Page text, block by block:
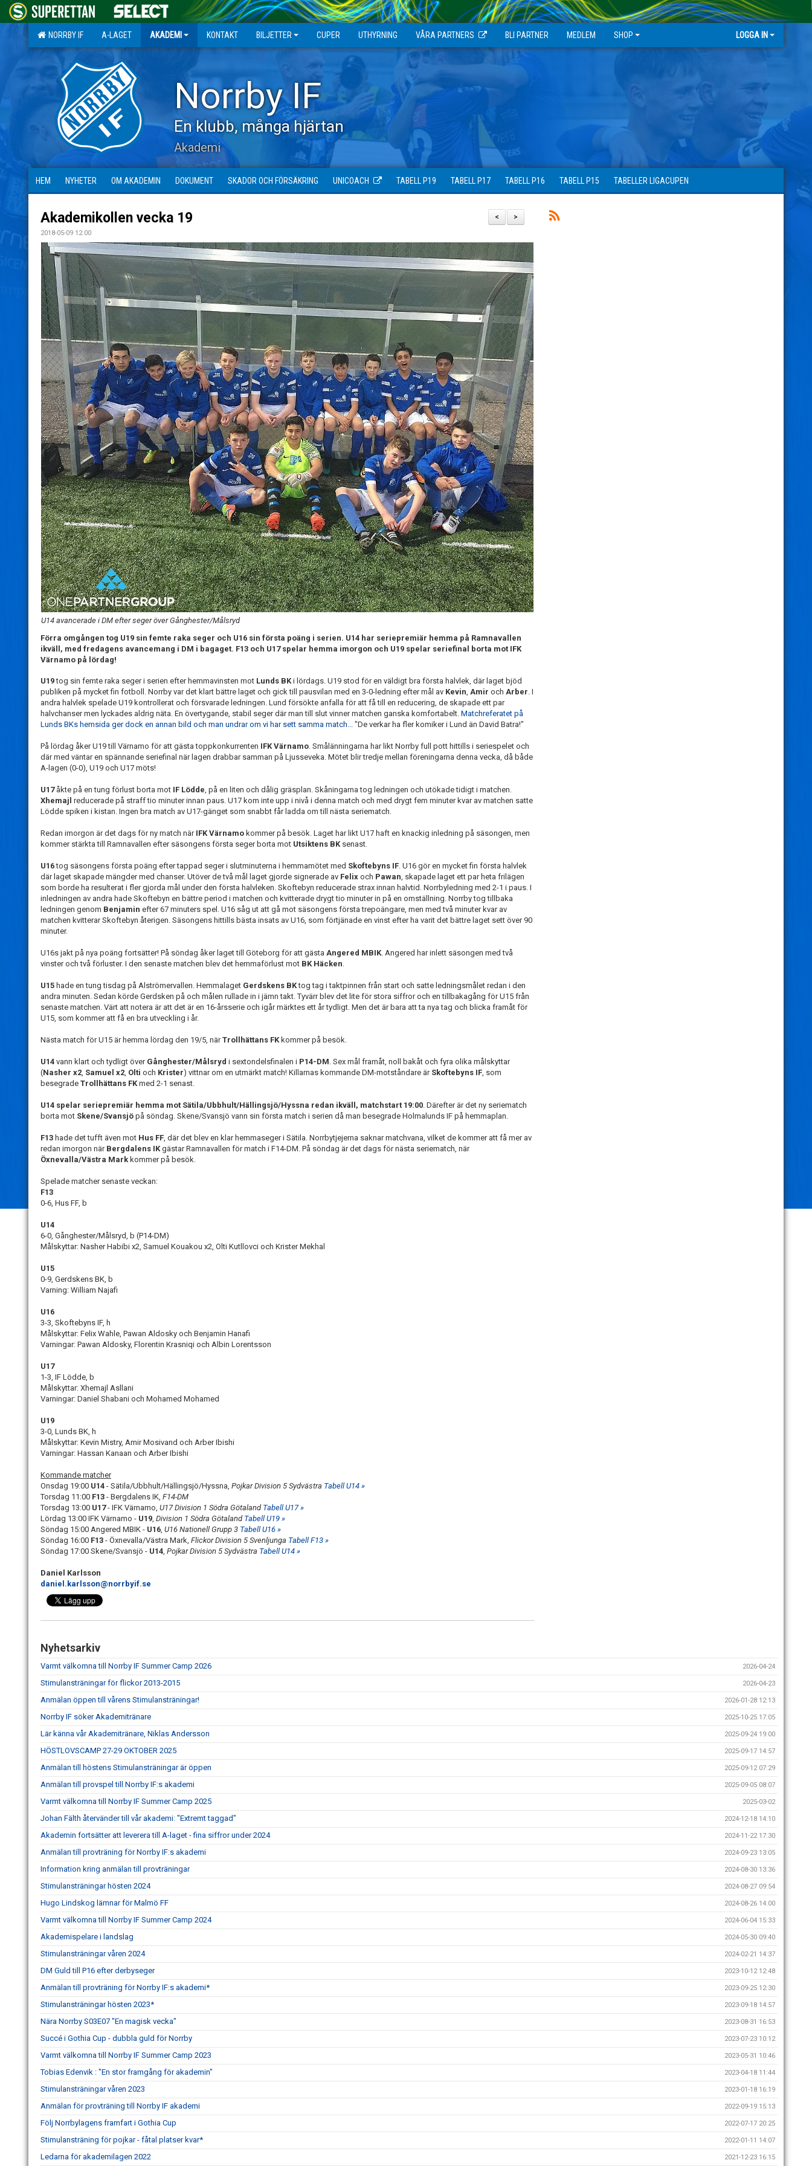
NORRBY IF A-LAGET AKADEMI KONTAKT BILJETTER CUPER UTHYRNING VÅRA PARTNERS BLI PARTNER MEDLEM SHOP LOGGA IN
Norrby IF
En klubb, många hjärtan
Akademi
HEM NYHETER OM AKADEMIN DOKUMENT SKADOR OCH FÖRSÄKRING UNICOACH TABELL P19 TABELL P17 TABELL P16 TABELL P15 TABELLER LIGACUPEN
>
<
Akademikollen vecka 19
2018-05-09 12:00
U14 avancerade i DM efter seger över Gånghester/Målsryd
Förra omgången tog U19 sin femte raka seger och U16 sin första poäng i serien. U14 har seriepremiär hemma på Ramnavallen
ikväll, med fredagens avancemang i DM i bagaget. F13 och U17 spelar hemma imorgon och U19 spelar seriefinal borta mot IFK
Värnamo på lördag!
U19tog sin femte raka seger i serien efter hemmavinsten mot Lunds BK i lördags. U19 stod för en väldigt bra första halvlek, där laget bjöd
publiken på mycket fin fotboll. Norrby var det klart bättre laget och gick till pausvilan med en 3-0-ledning efter mål av Kevin Amir och Arber . I
andra halvlek spelade U19 kontrollerat och försvarade ledningen. Lund försökte anfalla för att få till en reducering, de skapade ett par
halvchanser men lyckades aldrig näta. En övertygande, stabil seger där man till slut vinner matchen ganska komfortabelt. Matchreferatet på
Lunds BKs hemsida ger dock en annan bild och man undrar om vi har sett samma match...
"De verkar ha fler komiker i Lund än David Batra!"
På lördag åker U19 till Värnamo för att gästa toppkonkurrenten IFK Värnamo . Smålänningarna har likt Norrby full pott hittills i seriespelet och
där med väntar en spännande seriefinal när lagen drabbar samman på Ljusseveka. Mötet blir tredje mellan föreningarna denna vecka, då både
A-lagen (0-0), U19 och U17 möts!
U17åkte på en tung förlust borta mot IF Lödde , på en liten och dålig gräsplan. Skåningarna tog ledningen och utökade tidigt i matchen.
Xhemajl reducerade på straff tio minuter innan paus. U17 kom inte upp i nivå i denna match och med drygt fem minuter kvar av matchen satte
Lödde spiken i kistan. Ingen bra match av U17-gänget som snabbt får ladda om till nästa seriematch.
Redan imorgon är det dags för ny match när IFK Värnamo kommer på besök. Laget har likt U17 haft en knackig inledning på säsongen, men
kommer stärkta till Ramnavallen efter säsongens första seger borta mot Utsiktens BK senast.
U16tog säsongens första poäng efter tappad seger i slutminuterna i hemmamötet med Skoftebyns IF . U16 gör en mycket fin första halvlek
där laget skapade mängder med chanser. Utöver de två mål laget gjorde signerade av Felix och Pawan , skapade laget ett par heta frilägen
som borde ha resulterat i fler gjorda mål under den första halvleken. Skoftebyn reducerade strax innan halvtid. Norrbyledning med 2-1 i paus. I
inledningen av andra hade Skoftebyn en bättre period i matchen och kvitterade drygt tio minuter in på en omställning. Norrby tog tillbaka
ledningen genom Benjamin efter 67 minuters spel. U16 såg ut att gå mot säsongens första trepoängare, men med två minuter kvar av
matchen kvitterar Skoftebyn återigen. Säsongens hittills bästa insats av U16, som förtjänade en vinst efter ha varit det bättre laget sett över 90
minuter.
U16s jakt på nya poäng fortsätter! På söndag åker laget till Göteborg för att gästa Angered MBIK . Angered har inlett säsongen med två
vinster och två förluster. I den senaste matchen blev det hemmaförlust mot BK Häcken
U15 hade en tung tisdag på Alströmervallen. Hemmalaget Gerdskens BKtog tag i taktpinnen från start och satte ledningsmålet redan i den
andra minuten. Sedan körde Gerdsken på och målen rullade in i jämn takt. Tyvärr blev det lite för stora siffror och en tillbakagång för U15 från
senaste matchen. Värt att notera är att det är en 16-årsserie och igår märktes ett år tydligt. Men det är bara att ta nya tag och blicka framåt för
U15, som kommer att få en bra utveckling i år.
Nästa match för U15 är hemma lördag den 19/5, närTrollhättans FK kommer på besök.
U14 vann klart och tydligt över Gånghester/Målsryd i sextondelsfinalen i P14-DM . Sex mål framåt, noll bakåt och fyra olika målskyttar
(Nasher x2 Samuel x2 Olti och Krister) vittnar om en utmärkt match! Killarnas kommande DM-motståndare är Skoftebyns IF , som
besegrade Trollhättans FK med 2-1 senast.
U14 spelar seriepremiär hemma mot Sätila/Ubbhult/Hällingsjö/Hyssna redan ikväll, matchstart 19:00 . Därefter är det ny seriematch
borta mot Skene/Svansjö på söndag. Skene/Svansjö vann sin första match i serien då man besegrade Holmalunds IF på hemmaplan.
F13 hade det tufft även mot Hus FF , där det blev en klar hemmaseger i Sätila. Norrbytjejerna saknar matchvana, vilket de kommer att få mer av
redan imorgon när Bergdalens IK gästar Ramnavallen för match i F14-DM. På söndag är det dags för nästa seriematch, när
Öxnevalla/Västra Mark kommer på besök.
Spelade matcher senaste veckan:
F13
0-6, Hus FF, b
U14
6-0, Gånghester/Målsryd, b (P14-DM)
Målskyttar: Nasher Habibi x2, Samuel Kouakou x2, Olti Kutllovci och Krister Mekhal
U15
0-9, Gerdskens BK, b
Varning: William Najafi
U16
3-3, Skoftebyns IF, h
Målskyttar: Felix Wahle, Pawan Aldosky och Benjamin Hanafi
Varningar: Pawan Aldosky, Florentin Krasniqi och Albin Lorentsson
U17
1-3, IF Lödde, b
Målskyttar: Xhemajl Asllani
Varningar: Daniel Shabani och Mohamed Mohamed
U19
3-0, Lunds BK, h
Målskyttar: Kevin Mistry, Amir Mosivand och Arber Ibishi
Varningar: Hassan Kanaan och Arber Ibishi
Kommande matcher
Onsdag 19:00 U14 - Sätila/Ubbhult/Hällingsjö/Hyssna, Pojkar Division 5 Sydvästra Tabell U14 »
Torsdag 11:00 F13 - Bergdalens IK, F14-DM
Torsdag 13:00 U17- IFK Värnamo, U17 Division 1 Södra Götaland Tabell U17 »
Lördag 13:00 IFK Värnamo - U19 Division 1 Södra Götaland Tabell U19 »
Söndag 15:00 Angered MBIK - U16 U16 Nationell Grupp 3 Tabell U16 »
Söndag 16:00 F13 - Öxnevalla/Västra Mark, Flickor Division 5 Svenljunga Tabell F13 »
Söndag 17:00 Skene/Svansjö - U14 Pojkar Division 5 Sydvästra Tabell U14 »
Daniel Karlsson
daniel.karlsson@norrbyif.se
Nyhetsarkiv
Varmt välkomna till Norrby IF Summer Camp 2026 2026-04-24
Stimulansträningar för flickor 2013-2015 2026-04-23
Anmälan öppen till vårens Stimulansträningar! 2026-01-28 12:13
Norrby IF söker Akademitränare 2025-10-25 17:05
Lär känna vår Akademitränare, Niklas Andersson 2025-09-24 19:00
HÖSTLOVSCAMP 27-29 OKTOBER 2025 2025-09-17 14:57
Anmälan till höstens Stimulansträningar är öppen 2025-09-12 07:29
Anmälan till provspel till Norrby IF:s akademi 2025-09-05 08:07
Varmt välkomna till Norrby IF Summer Camp 2025 2025-03-02
Johan Fälth återvänder till vår akademi: "Extremt taggad" 2024-12-18 14:10
Akademin fortsätter att leverera till A-laget - fina siffror under 2024 2024-11-22 17:30
Anmälan till provträning för Norrby IF:s akademi 2024-09-23 13:05
Information kring anmälan till provträningar 2024-08-30 13:36
Stimulansträningar hösten 2024 2024-08-27 09:54
Hugo Lindskog lämnar för Malmö FF 2024-08-26 14:00
Varmt välkomna till Norrby IF Summer Camp 2024 2024-06-04 15:33
Akademispelare i landslag 2024-05-30 09:40
Stimulansträningar våren 2024 2024-02-21 14:37
DM Guld till P16 efter derbyseger 2023-10-12 12:48
Anmälan till provträning för Norrby IF:s akademi* 2023-09-25 12:30
Stimulansträningar hösten 2023* 2023-09-18 14:57
Nära Norrby S03E07 "En magisk vecka" 2023-08-31 16:53
Succé i Gothia Cup - dubbla guld för Norrby 2023-07-23 10:12
Varmt välkomna till Norrby IF Summer Camp 2023 2023-05-31 10:46
Tobias Edenvik : "En stor framgång för akademin" 2023-04-18 11:44
Stimulansträningar våren 2023 2023-01-18 16:19
Anmälan för provträning till Norrby IF akademi 2022-09-19 15:13
Följ Norrbylagens framfart i Gothia Cup 2022-07-17 20:25
Stimulansträning för pojkar - fåtal platser kvar* 2022-01-11 14:07
Ledarna för akademilagen 2022 2021-12-23 16:15